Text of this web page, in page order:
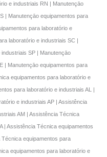
e industriais RN | Manutençāo
| Manutençāo equipamentos para
para laboratório e
laboratório e industriais SC |
SP | Manutençāo
| Manutençāo equipamentos para
equipamentos para laboratório e
para laboratório e industriais AL |
e industriais AP | Assistência
AM | Assistência Técnica
| Assistência Técnica equipamentos
equipamentos para
equipamentos para laboratório e